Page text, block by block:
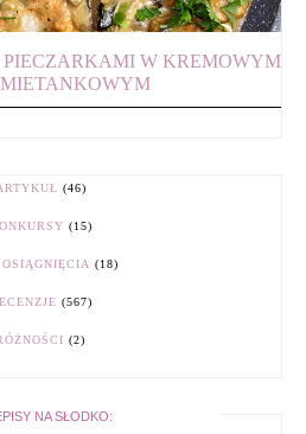
W KREMOWYM
(46)
(15)
(18)
(567)
(2)
NA SŁODKO: